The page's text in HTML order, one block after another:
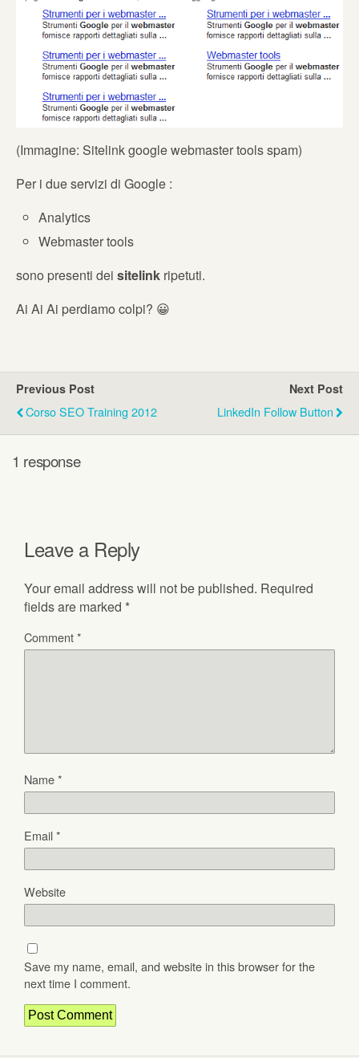
(Immagine: Sitelink google webmaster tools spam)
Per i due servizi di Google :
Analytics
Webmaster tools
sono presenti dei sitelink ripetuti.
Ai Ai Ai perdiamo colpi? 😀
Previous Post
Corso SEO Training 2012
Next Post
LinkedIn Follow Button
1 response
Leave a Reply
Your email address will not be published. Required
fields are marked *
Comment*
Name*
Email*
Website
Save my name, email, and website in this browser for the
next time I comment.